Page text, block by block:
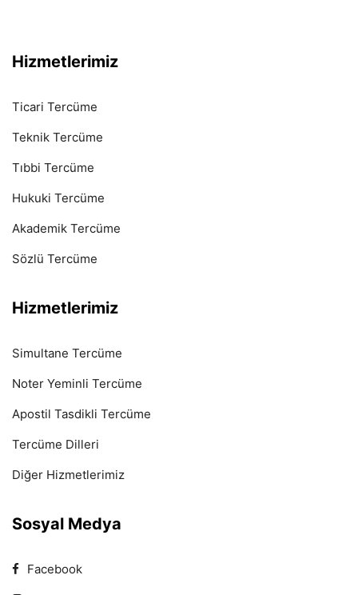
Hizmetlerimiz
Ticari Tercüme
Teknik Tercüme
Tıbbi Tercüme
Hukuki Tercüme
Akademik Tercüme
Sözlü Tercüme
Hizmetlerimiz
Simultane Tercüme
Noter Yeminli Tercüme
Apostil Tasdikli Tercüme
Tercüme Dilleri
Diğer Hizmetlerimiz
Sosyal Medya
Facebook